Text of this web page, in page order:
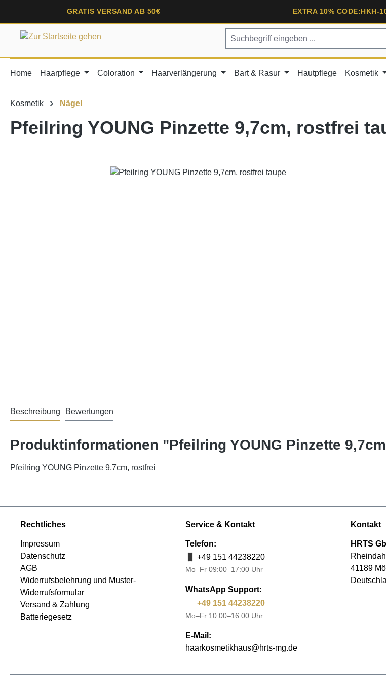
Zur Hauptnavigation springen
GRATIS VERSAND AB 50€ EXTRA 10% CODE:HKH-
Home Haarpflege Coloration Haarverlängerung Bart & Rasur Hautpflege Kosmetik
Kosmetik Nägel
Pfeilring YOUNG Pinzette 9,7cm, rostfrei
Beschreibung Bewertungen
Produktinformationen "Pfeilring YOUNG Pinzette
Pfeilring YOUNG Pinzette 9,7cm, rostfrei
Rechtliches
Impressum
Datenschutz
AGB
Widerrufsbelehrung und Muster-
Widerrufsformular
Versand & Zahlung
Batteriegesetz
Service & Kontakt
Telefon:
+49 151 44238220
Mo–Fr 09:00–17:00 Uhr
WhatsApp Support:
+49 151 44238220
Mo–Fr 10:00–16:00 Uhr
E-Mail:
haarkosmetikhaus@hrts-mg.de
Kontakt
HRTS
41189